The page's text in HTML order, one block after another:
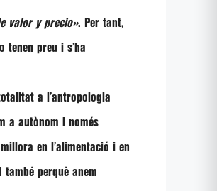
valor y precio». Per tant,
tenen preu i s’ha
a l’antropologia
a autònom i només
en l’alimentació i en
també perquè anem